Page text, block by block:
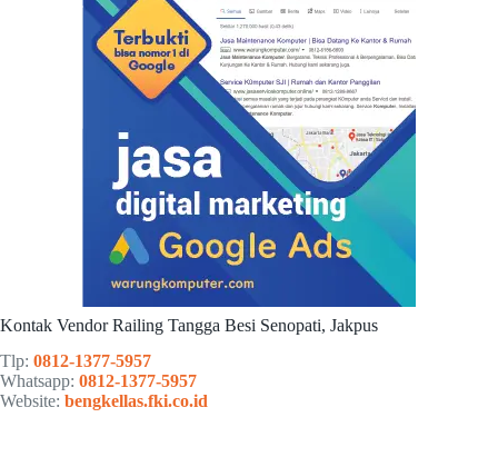
Kontak Vendor Railing Tangga Besi Senopati, Jakpus
Tlp: 0812-1377-5957
Whatsapp: 0812-1377-5957
Website: bengkellas.fki.co.id